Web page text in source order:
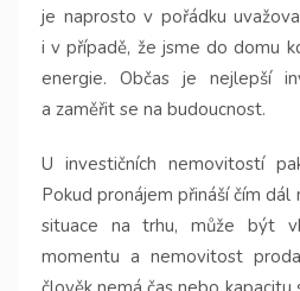
je naprosto v pořádku
i v případě, že jsme do domu
energie. Občas je nejlepší
a zaměřit se na budoucnost.
U investičních nemovitostí
Pokud pronájem přináší čím dál
situace na trhu, může být
momentu a nemovitost